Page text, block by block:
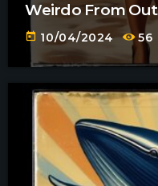
Weirdo From
today 10/04/2024 56